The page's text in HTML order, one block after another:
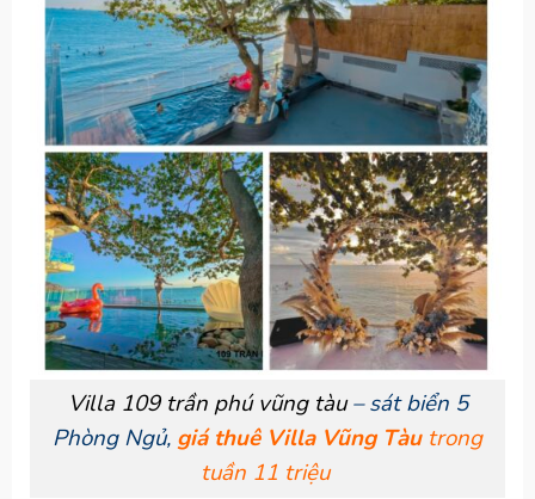
Villa 109 trần phú vũng tàu– sát biển 5
Phòng Ngủ, giá thuê Villa Vũng Tàutrong
tuần 11 triệu